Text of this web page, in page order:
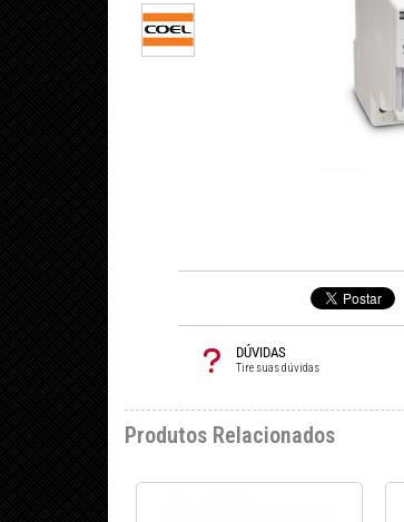
DÚVIDAS
Tire suas dúvidas
Produtos Relacionados